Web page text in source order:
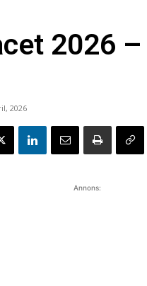
2026
2026
Annons: